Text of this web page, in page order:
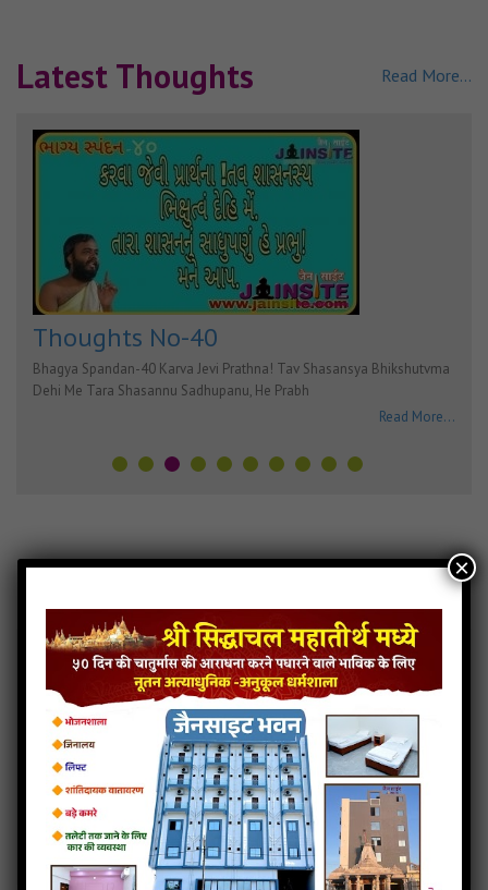
Latest Thoughts Read More...
Thoughts No-40
Bhagya Spandan-40 Karva Jevi Prathna! Tav Shasansya Bhikshutvma
Dehi Me Tara Shasannu Sadhupanu, He Prabh
Read More...
View More...
Ghoda Gadima Beso
Mara Madi
Giriraj Pyaro
Mane…Girnar
Lage Mane
×